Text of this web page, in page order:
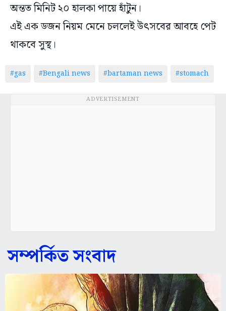
অন্তত মিনিট ২০ হালকা পায়ে হাঁটুন।
এই এক ডজন নিয়ম মেনে চললেই উৎসবের আবহে পেট
থাকবে সুস্থ।
#gas #Bengali news #bartaman news #stomach
ADVERTISEMENT
সম্পর্কিত সংবাদ